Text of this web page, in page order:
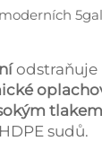
odstraňuje
tlakem
sudů.